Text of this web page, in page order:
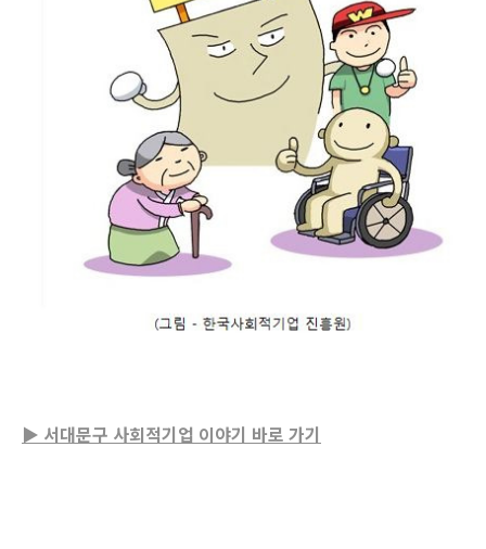
▶ 서대문구 사회적기업 이야기 바로 가기